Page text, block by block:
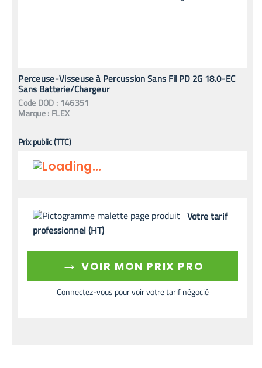
Perceuse-Visseuse à Percussion Sans Fil PD 2G 18.0-EC
Sans Batterie/Chargeur
Code DOD : 146351
Marque : FLEX
Prix public (TTC)
Votre tarif
professionnel (HT)
→ VOIR MON PRIX PRO
Connectez-vous pour voir votre tarif négocié